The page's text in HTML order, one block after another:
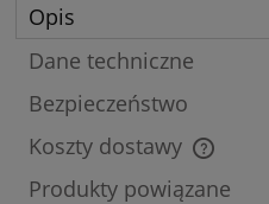
Opis
Dane techniczne
Bezpieczeństwo
Koszty dostawy
Cena nie zawiera ewentualnych
Produkty powiązane